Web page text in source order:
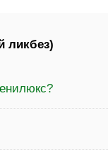
ликбез)